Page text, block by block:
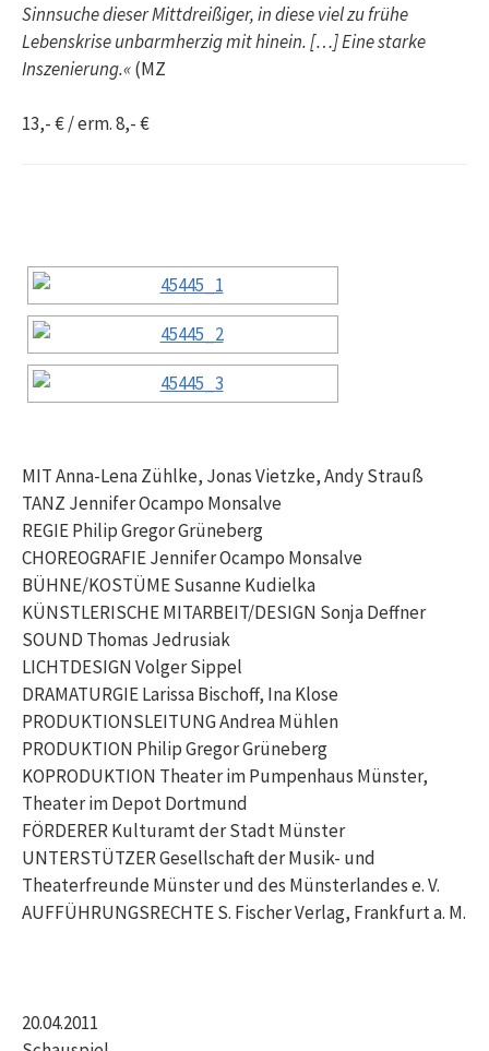
Sinnsuche dieser Mittdreißiger, in diese viel zu frühe
Lebenskrise unbarmherzig mit hinein. […] Eine starke
Inszenierung.«(MZ
13,- € / erm. 8,- €
MIT Anna-Lena Zühlke, Jonas Vietzke, Andy Strauß
TANZ Jennifer Ocampo Monsalve
REGIE Philip Gregor Grüneberg
CHOREOGRAFIE Jennifer Ocampo Monsalve
BÜHNE/KOSTÜME Susanne Kudielka
KÜNSTLERISCHE MITARBEIT/DESIGN Sonja Deffner
SOUND Thomas Jedrusiak
LICHTDESIGN Volger Sippel
DRAMATURGIE Larissa Bischoff, Ina Klose
PRODUKTIONSLEITUNG Andrea Mühlen
PRODUKTION Philip Gregor Grüneberg
KOPRODUKTION Theater im Pumpenhaus Münster,
Theater im Depot Dortmund
FÖRDERER Kulturamt der Stadt Münster
UNTERSTÜTZER Gesellschaft der Musik- und
Theaterfreunde Münster und des Münsterlandes e. V.
AUFFÜHRUNGSRECHTE S. Fischer Verlag, Frankfurt a. M.
20.04.2011